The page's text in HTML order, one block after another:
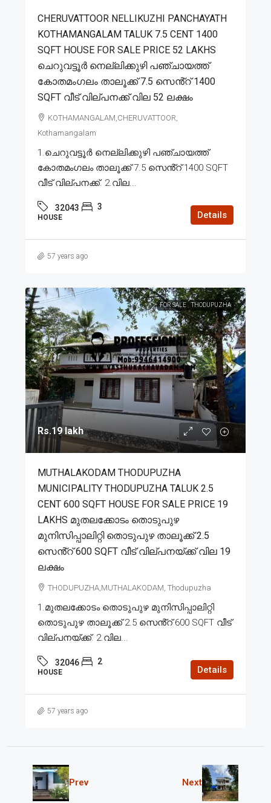
CHERUVATTOOR NELLIKUZHI PANCHAYATH
KOTHAMANGALAM TALUK 7.5 CENT 1400
SQFT HOUSE FOR SALE PRICE 52 LAKHS
ചെറുവട്ടൂർ നെല്ലിക്കുഴി പഞ്ചായത്ത്
കോതമംഗലം താലൂക്ക് 7.5 സെൻ്റ് 1400
SQFT വീട് വില്പനക്ക് വില 52 ലക്ഷം
KOTHAMANGALAM,CHERUVATTOOR,
Kothamangalam
1.ചെറുവട്ടൂർ നെല്ലിക്കുഴി പഞ്ചായത്ത്
കോതമംഗലം താലൂക്ക് 7.5 സെൻ്റ് 1400 SQFT
വീട് വില്പനക്ക്. 2.വില...
32043 3
HOUSE Details
57 years ago
FOR SALE THODUPUZHA
Rs.19 lakh
MUTHALAKODAM THODUPUZHA
MUNICIPALITY THODUPUZHA TALUK 2.5
CENT 600 SQFT HOUSE FOR SALE PRICE 19
LAKHS മുതലക്കോടം തൊടുപുഴ
മുനിസിപ്പാലിറ്റി തൊടുപുഴ താലൂക്ക് 2.5
സെൻ്റ് 600 SQFT വീട് വില്പനയ്ക്ക് വില 19
ലക്ഷം
THODUPUZHA,MUTHALAKODAM, Thodupuzha
1.മുതലക്കോടം തൊടുപുഴ മുനിസിപ്പാലിറ്റി
തൊടുപുഴ താലൂക്ക് 2.5 സെൻ്റ് 600 SQFT വീട്
വില്പനയ്ക്ക്. 2.വില...
32046 2
HOUSE Details
57 years ago
Prev Next